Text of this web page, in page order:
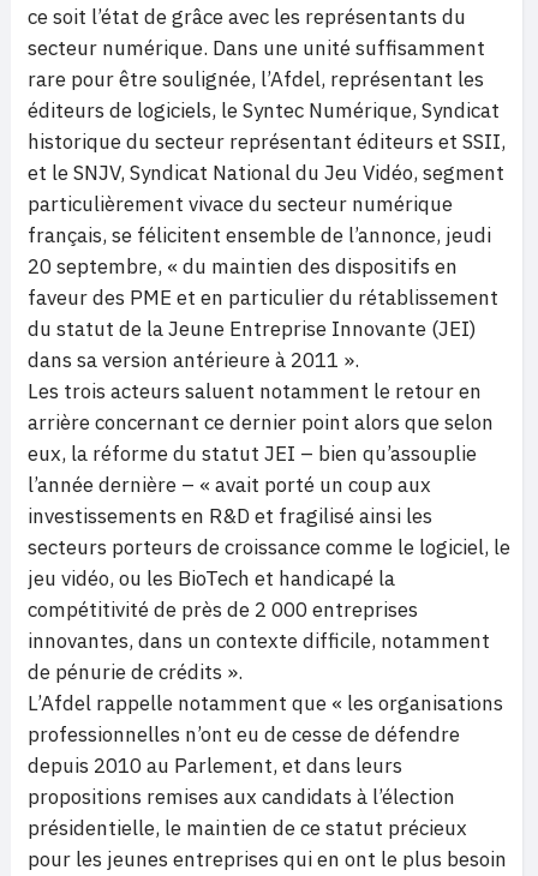
ce soit l’état de grâce avec les représentants du
secteur numérique. Dans une unité suffisamment
rare pour être soulignée, l’Afdel, représentant les
éditeurs de logiciels, le Syntec Numérique, Syndicat
historique du secteur représentant éditeurs et SSII,
et le SNJV, Syndicat National du Jeu Vidéo, segment
particulièrement vivace du secteur numérique
français, se félicitent ensemble de l’annonce, jeudi
20 septembre, « du maintien des dispositifs en
faveur des PME et en particulier du rétablissement
du statut de la Jeune Entreprise Innovante (JEI)
dans sa version antérieure à 2011 ».
Les trois acteurs saluent notamment le retour en
arrière concernant ce dernier point alors que selon
eux, la réforme du statut JEI – bien qu’assouplie
l’année dernière – « avait porté un coup aux
investissements en R&D et fragilisé ainsi les
secteurs porteurs de croissance comme le logiciel, le
jeu vidéo, ou les BioTech et handicapé la
compétitivité de près de 2 000 entreprises
innovantes, dans un contexte difficile, notamment
de pénurie de crédits ».
L’Afdel rappelle notamment que « les organisations
professionnelles n’ont eu de cesse de défendre
depuis 2010 au Parlement, et dans leurs
propositions remises aux candidats à l’élection
présidentielle, le maintien de ce statut précieux
pour les jeunes entreprises qui en ont le plus besoin